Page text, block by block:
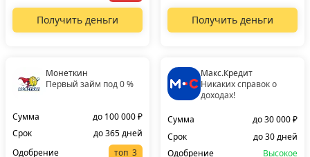
Получить деньги Получить деньги
Монеткин
Первый займ под 0 %
Сумма
до 100 000 ₽
Срок
до 365 дней
Одобрение
топ
Макс.Кредит
Никаких справок о
доходах!
Сумма
до 30 000 ₽
Срок
до 30 дней
Одобрение
Высокое